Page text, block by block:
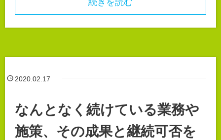
続きを読む
2020.02.17
なんとなく続けている業務や
施策、その成果と継続可否を